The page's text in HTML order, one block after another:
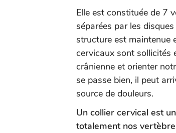
Elle est constituée de 7
séparées par les
structure est maintenue
cervicaux sont sollicités
crânienne et orienter
se passe bien, il peut
source de douleurs.
Un collier cervical est
totalement nos